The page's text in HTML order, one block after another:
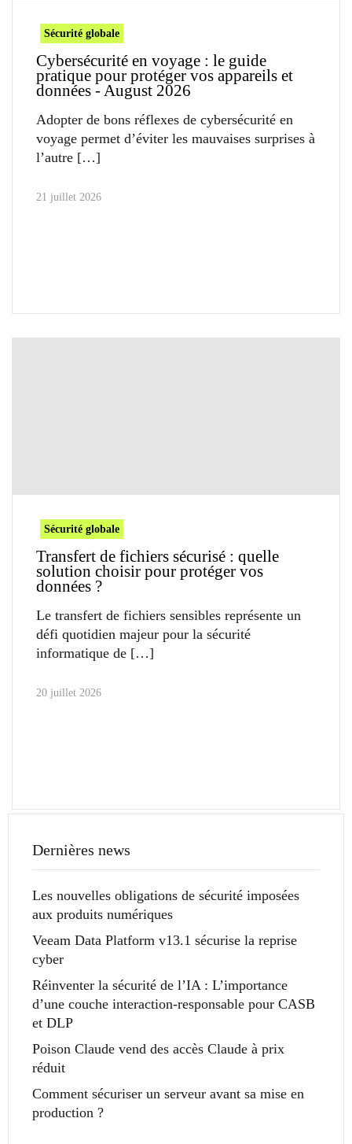
Sécurité globale
Cybersécurité en voyage : le guide
pratique pour protéger vos appareils et
données - August 2026
Adopter de bons réflexes de cybersécurité en
voyage permet d’éviter les mauvaises surprises à
l’autre
21 juillet 2026
Sécurité globale
Transfert de fichiers sécurisé : quelle
solution choisir pour protéger vos
données ?
Le transfert de fichiers sensibles représente un
défi quotidien majeur pour la sécurité
informatique de
20 juillet 2026
Dernières news
Les nouvelles obligations de sécurité imposées
aux produits numériques
Veeam Data Platform v13.1 sécurise la reprise
cyber
Réinventer la sécurité de l’IA : L’importance
d’une couche interaction-responsable pour CASB
et DLP
Poison Claude vend des accès Claude à prix
réduit
Comment sécuriser un serveur avant sa mise en
production ?